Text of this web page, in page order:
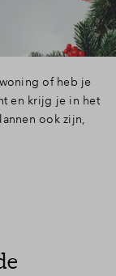
of heb je
en krijg je in het
ook zijn,